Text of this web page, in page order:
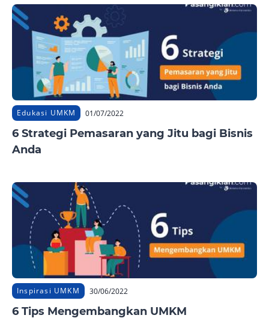
Edukasi UMKM 01/07/2022
6 Strategi Pemasaran yang Jitu bagi Bisnis
Anda
Inspirasi UMKM 30/06/2022
6 Tips Mengembangkan UMKM